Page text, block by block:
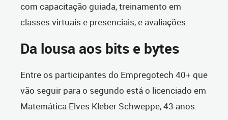
com capacitação guiada, treinamento em
classes virtuais e presenciais, e avaliações.
Da lousa aos bits e bytes
Entre os participantes do Empregotech 40+ que
vão seguir para o segundo está o licenciado em
Matemática Elves Kleber Schweppe, 43 anos.